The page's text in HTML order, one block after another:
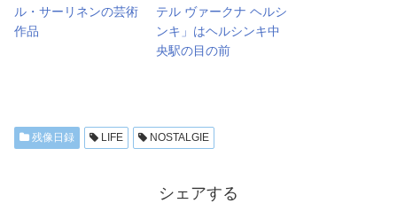
ル・サーリネンの芸術
作品
テル ヴァークナ ヘルシ
ンキ」はヘルシンキ中
央駅の目の前
残像日録 LIFE NOSTALGIE
シェアする